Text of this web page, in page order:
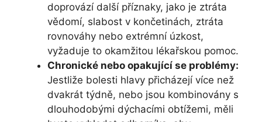
doprovází další příznaky, jako je ztráta
vědomí, slabost v končetinách, ztráta
rovnováhy nebo extrémní úzkost,
vyžaduje to okamžitou lékařskou pomoc.
Chronické nebo opakující se problémy:
Jestliže bolesti hlavy přicházejí více než
dvakrát týdně, nebo jsou kombinovány s
dlouhodobými dýchacími obtížemi, měli